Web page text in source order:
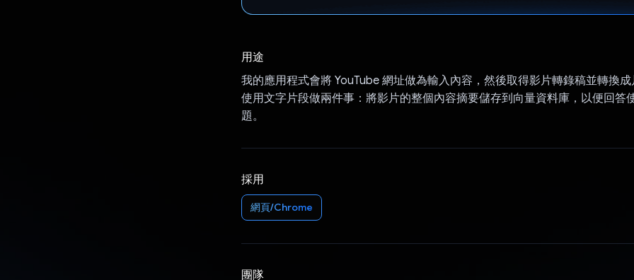
用途
我的應用程式會將 YouTube 網址做為輸入內容，然後取得影片轉錄稿並轉換
使用文字片段做兩件事：將影片的整個內容摘要儲存到向量資料庫，以便回答
題。
採用
網頁/Chrome
團隊